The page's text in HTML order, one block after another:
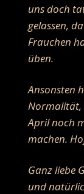
uns doch
gelassen,
Frauchen
üben.
Ansonsten
Normalität,
April noch
machen.
Ganz liebe
und